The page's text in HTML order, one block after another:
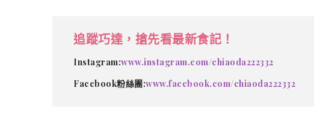
追蹤巧達，搶先看最新食記！
Instagram:www.instagram.com/chiaoda222332
Facebook粉絲團:www.facebook.com/chiaoda222332